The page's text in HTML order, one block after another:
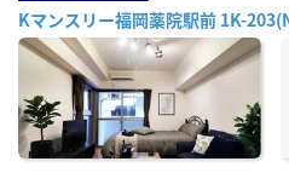
Kマンスリー福岡薬院駅前 1K-